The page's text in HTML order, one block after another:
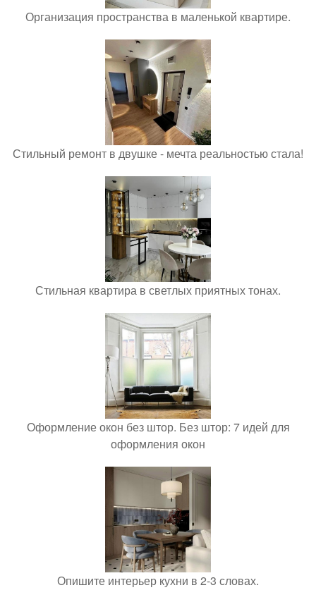
Организация пространства в маленькой квартире.
Стильный ремонт в двушке - мечта реальностью стала!
Стильная квартира в светлых приятных тонах.
Оформление окон без штор. Без штор: 7 идей для
оформления окон
Опишите интерьер кухни в 2-3 словах.